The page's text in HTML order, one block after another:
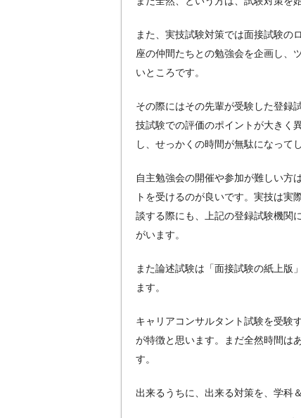
また、実技試験対策では面接試験の
座の仲間たちとの勉強会を企画し、
いところです。
その際にはその先輩が受験した登録
技試験での評価のポイントが大きく
し、せっかくの時間が無駄になって
自主勉強会の開催や参加が難しい方
トを受けるのが良いです。実技は実
談する際にも、上記の登録試験機関
がいます。
また論述試験は「面接試験の紙上版
ます。
キャリアコンサルタント試験を受験
が特徴と思います。まだ全然時間は
す。
出来るうちに、出来る対策を、学科